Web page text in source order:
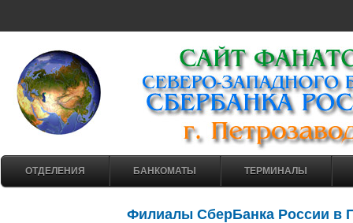
ОТДЕЛЕНИЯ БАНКОМАТЫ ТЕРМИНАЛЫ
Филиалы СберБанка России в